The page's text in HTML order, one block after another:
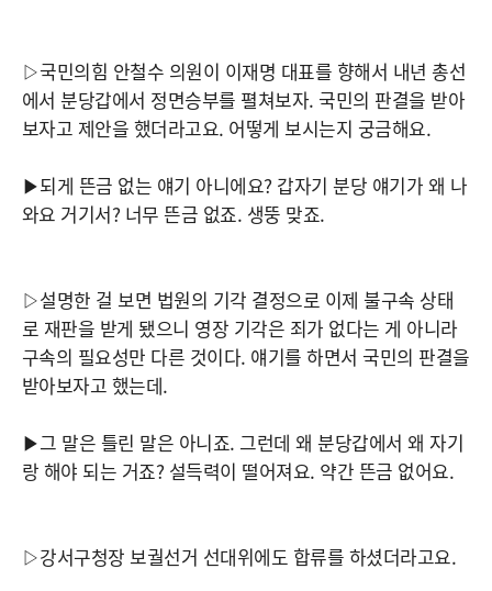
▷국민의힘 안철수 의원이 이재명 대표를 향해서 내년 총선
에서 분당갑에서 정면승부를 펼쳐보자. 국민의 판결을 받아
보자고 제안을 했더라고요. 어떻게 보시는지 궁금해요.
▶되게 뜬금 없는 얘기 아니에요? 갑자기 분당 얘기가 왜 나
와요 거기서? 너무 뜬금 없죠. 생뚱 맞죠.
▷설명한 걸 보면 법원의 기각 결정으로 이제 불구속 상태
로 재판을 받게 됐으니 영장 기각은 죄가 없다는 게 아니라
구속의 필요성만 다른 것이다. 얘기를 하면서 국민의 판결을
받아보자고 했는데.
▶그 말은 틀린 말은 아니죠. 그런데 왜 분당갑에서 왜 자기
랑 해야 되는 거죠? 설득력이 떨어져요. 약간 뜬금 없어요.
▷강서구청장 보궐선거 선대위에도 합류를 하셨더라고요.